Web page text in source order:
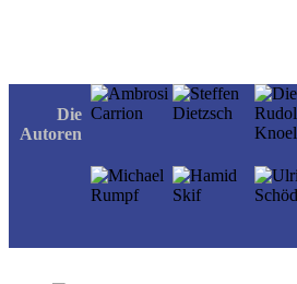
Die
Autoren